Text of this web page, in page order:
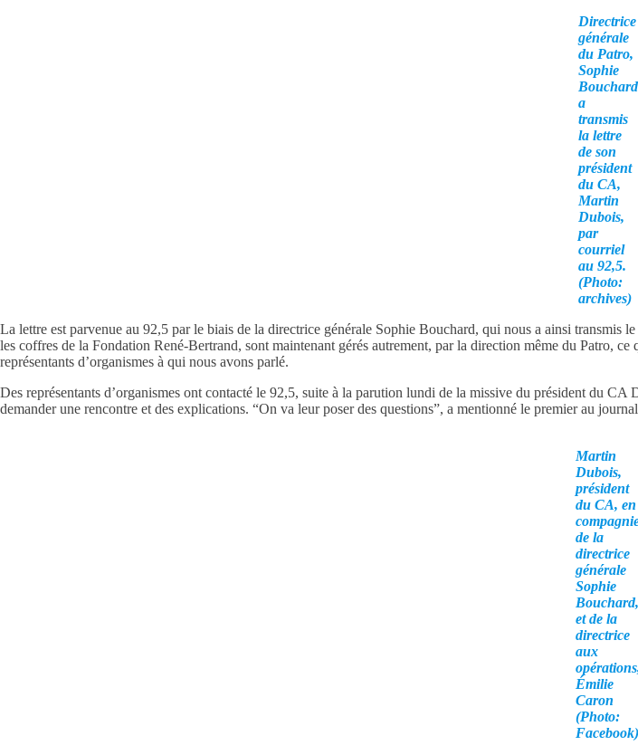
Directrice
générale
du Patro,
Sophie
Bouchard
a
transmis
la lettre
de son
président
du CA,
Martin
Dubois,
par
courriel
au 92,5.
(Photo:
archives)
La lettre est parvenue au 92,5 par le biais de la directrice générale Sophie Bouchard, qui nous a ainsi transmis
les coffres de la Fondation René-Bertrand, sont maintenant gérés autrement, par la direction même du Patro,
représentants d’organismes à qui nous avons parlé.
Des représentants d’organismes ont contacté le 92,5, suite à la parution lundi de la missive du président du
demander une rencontre et des explications. “On va leur poser des questions”, a mentionné le premier au
Martin
Dubois,
président
du CA, en
de la
directrice
générale
Sophie
Bouchard,
et de la
directrice
aux
Émilie
Caron
(Photo:
Facebook)